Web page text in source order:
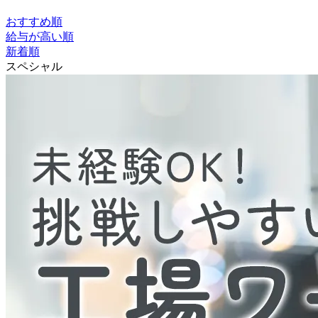
おすすめ順
給与が高い順
新着順
スペシャル